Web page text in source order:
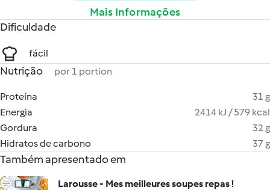
Mais Informações
Dificuldade
fácil
Nutrição por 1 portion
Proteína
31 g
Energia
2414 kJ / 579 kcal
Gordura
32 g
Hidratos de carbono
37 g
Também apresentado em
Larousse - Mes meilleures soupes repas !